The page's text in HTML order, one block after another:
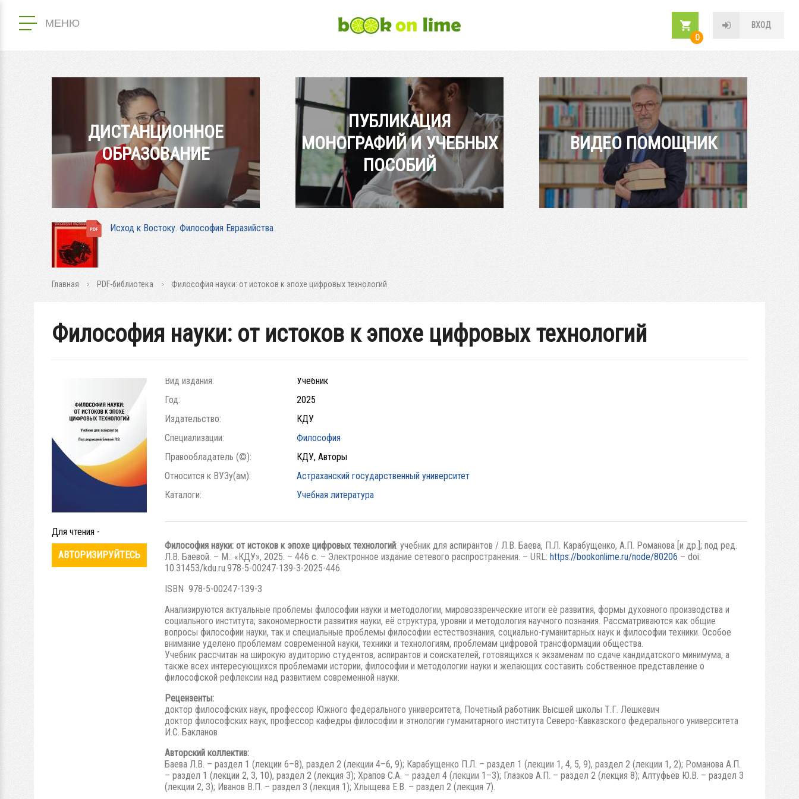
МЕНЮ
ВХОД
0
ДИСТАНЦИОННОЕ
ОБРАЗОВАНИЕ
ПУБЛИКАЦИЯ
МОНОГРАФИЙ И УЧЕБНЫХ
ПОСОБИЙ
ВИДЕО ПОМОЩНИК
Исход к Востоку. Философия Евразийства
Главная PDF-библиотека Философия науки: от истоков к эпохе цифровых технологий
Философия науки: от истоков к эпохе цифровых технологий
Для чтения -
АВТОРИЗИРУЙТЕСЬ
Вид издания:
Учебник
Год:
2025
Издательство:
КДУ
Специализации:
Философия
Правообладатель (©):
КДУ, Авторы
Относится к ВУЗу(ам):
Астраханский государственный университет
Каталоги:
Учебная литература
Философия науки: от истоков к эпохе цифровых технологий: учебник для аспирантов / Л.В. Баева, П.Л. Карабущенко, А.П. Романова [и др.]; под ред.
Л.В. Баевой. – М.: «КДУ», 2025. – 446 с. – Электронное издание сетевого распространения. – URL: https://bookonlime.ru/node/80206 – doi:
10.31453/kdu.ru.978-5-00247-139-3-2025-446.
ISBN 978-5-00247-139-3
Анализируются актуальные проблемы философии науки и методологии, мировоззренческие итоги еѐ развития, формы духовного производства и
социального института; закономерности развития науки, её структура, уровни и методология научного познания. Рассматриваются как общие
вопросы философии науки, так и специальные проблемы философии естествознания, социально-гуманитарных наук и философии техники. Особое
внимание уделено проблемам современной науки, техники и технологиям, проблемам цифровой трансформации общества.
Учебник рассчитан на широкую аудиторию студентов, аспирантов и соискателей, готовящихся к экзаменам по сдаче кандидатского минимума, а
также всех интересующихся проблемами истории, философии и методологии науки и желающих составить собственное представление о
философской рефлексии над развитием современной науки.
Рецензенты:
доктор философских наук, профессор Южного федерального университета, Почетный работник Высшей школы Т.Г. Лешкевич
доктор философских наук, профессор кафедры философии и этнологии гуманитарного института Северо-Кавказского федерального университета
И.С. Бакланов
Авторский коллектив:
Баева Л.В. – раздел 1 (лекции 6–8), раздел 2 (лекции 4–6, 9); Карабущенко П.Л. – раздел 1 (лекции 1, 4, 5, 9), раздел 2 (лекции 1, 2); Романова А.П.
– раздел 1 (лекции 2, 3, 10), раздел 2 (лекция 3); Храпов С.А. – раздел 4 (лекции 1–3); Глазков А.П. – раздел 2 (лекция 8); Алтуфьев Ю.В. – раздел 3
(лекции 2, 3); Иванов В.П. – раздел 3 (лекция 1); Хлыщева Е.В. – раздел 2 (лекция 7).